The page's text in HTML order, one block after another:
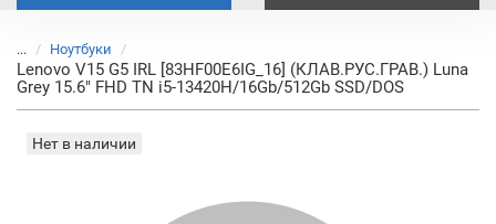
... Ноутбуки
Lenovo V15 G5 IRL [83HF00E6IG_16] (КЛАВ.РУС.ГРАВ.) Luna
Grey 15.6" FHD TN i5-13420H/16Gb/512Gb SSD/DOS
Нет в наличии